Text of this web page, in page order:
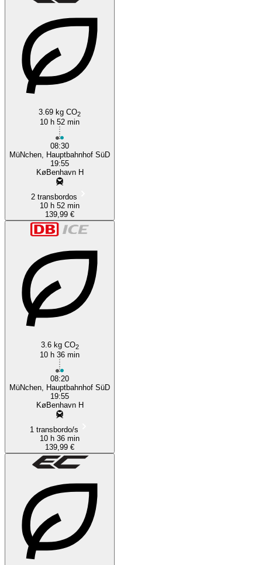
3.69 kg CO2
10 h 52 min
08:30
MüNchen, Hauptbahnhof SüD
19:55
KøBenhavn H
2 transbordos
10 h 52 min
139,99 €
3.6 kg CO2
10 h 36 min
08:20
MüNchen, Hauptbahnhof SüD
19:55
KøBenhavn H
1 transbordo/s
10 h 36 min
139,99 €